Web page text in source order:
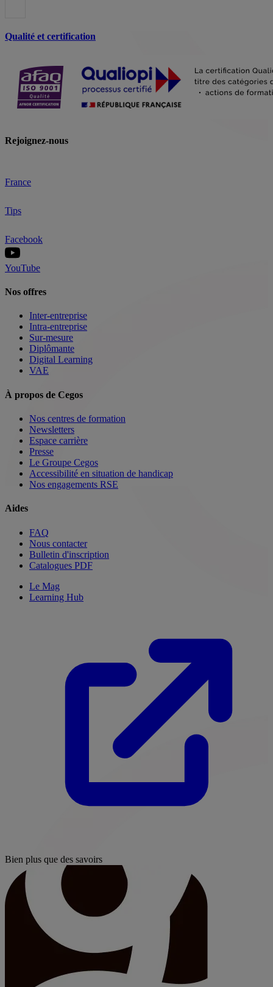
Qualité et certification
Rejoignez-nous
France
Tips
Facebook
YouTube
Nos offres
Inter-entreprise
Intra-entreprise
Sur-mesure
Diplômante
Digital Learning
VAE
À propos de Cegos
Nos centres de formation
Newsletters
Espace carrière
Presse
Le Groupe Cegos
Accessibilité en situation de handicap
Nos engagements RSE
Aides
FAQ
Nous contacter
Bulletin d'inscription
Catalogues PDF
Le Mag
Learning Hub
Bien plus que des savoirs